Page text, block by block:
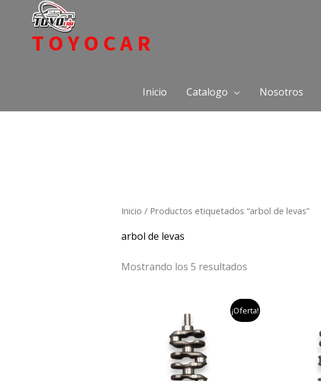
contenidoTOYOCAR
Inicio Catalogo Nosotros
Inicio / Productos etiquetados “arbol de levas”
arbol de levas
Mostrando los 5 resultados
¡Oferta!
original
era:
$4,253,782.
actual
es:
$1,200,000.